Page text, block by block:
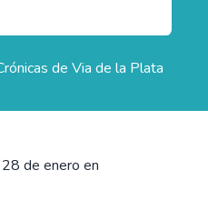
de Via de la Plata
de enero en